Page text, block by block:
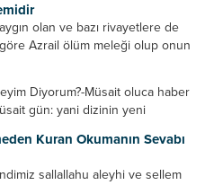
gücü, maddi güç, fiziki güç)
Normal şartlarda elinde
olan ve bazı rivayetlere de
göre Azrail ölüm meleği olup onun
aynı anda binlerce insanın
Diyorum?-Müsait oluca haber
gün: yani dizinin yeni
Virdi HAFTALIK VİRD Pazartesi
var?20:00 Star TV –...
Kuran Okumanın Sevabı
sallallahu aleyhi ve sellem